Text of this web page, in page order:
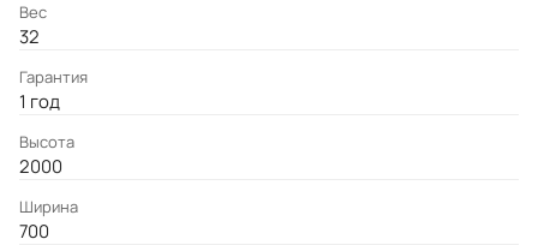
Вес
32
Гарантия
1 год
Высота
2000
Ширина
700